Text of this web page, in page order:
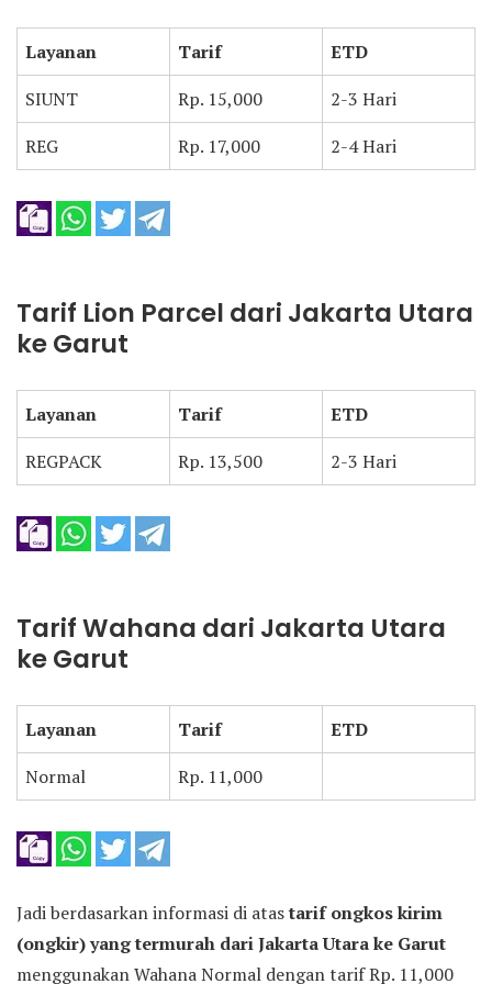
Layanan Tarif
ETD
SIUNT
Rp. 15,000
2-3 Hari
REG
Rp. 17,000 2-4 Hari
Tarif Lion Parcel dari Jakarta Utara
ke Garut
Layanan Tarif
ETD
REGPACK
Rp. 13,500 2-3 Hari
Tarif Wahana dari Jakarta Utara
ke Garut
Layanan Tarif
ETD
Normal
Rp. 11,000
Jadi berdasarkan informasi di atastarif ongkos kirim
(ongkir) yang termurah dari Jakarta Utara ke Garut
menggunakan Wahana Normal dengan tarif Rp. 11,000